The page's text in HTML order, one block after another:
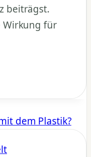
beiträgst.
Wirkung für